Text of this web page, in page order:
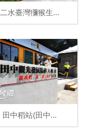
二水臺灣獼猴生...
田中稻站(田中...